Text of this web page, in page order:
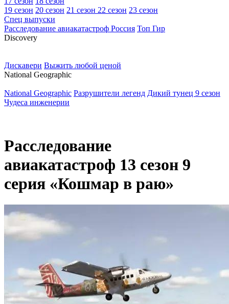
19 сезон 20 сезон 21 сезон 22 сезон 23 сезон
Спец выпуски
Расследование авиакатастроф Россия Топ Гир
Discovery
Дискавери Выжить любой ценой
National Geographic
National Geographic Разрушители легенд Дикий тунец 9 сезон
Чудеса инженерии
Расследование
авиакатастроф 13 сезон 9
серия «Кошмар в раю»